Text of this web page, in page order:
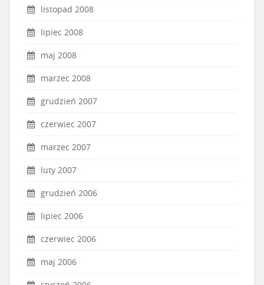
listopad 2008
lipiec 2008
maj 2008
marzec 2008
grudzień 2007
czerwiec 2007
marzec 2007
luty 2007
grudzień 2006
lipiec 2006
czerwiec 2006
maj 2006